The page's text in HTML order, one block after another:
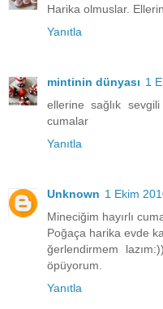
Harika olmuslar.
Yanıtla
mintinin dünyası 1
ellerine sağlık sevgili
cumalar
Yanıtla
Unknown 1 Ekim
Mineciğim hayırlı
Poğaça harika evde
ğerlendirmem
öpüyorum.
Yanıtla